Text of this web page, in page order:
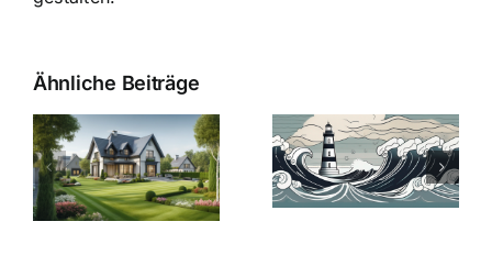
Ähnliche Beiträge
Bauzinsen im
Sturm: Die
aktuelle
Entwicklung
Die Evolution
der
Bauzinsen: Ein
Blick in die